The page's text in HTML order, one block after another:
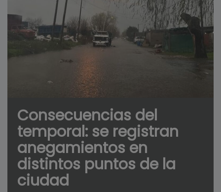
Consecuencias del
temporal: se registran
anegamientos en
distintos puntos de la
ciudad